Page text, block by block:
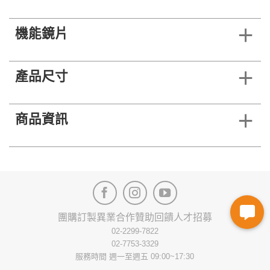
機能鏡片
產品尺寸
商品資訊
團購訂製異業合作贊助回饋人才招募
02-2299-7822
02-7753-3329
服務時間 週一至週五 09:00~17:30